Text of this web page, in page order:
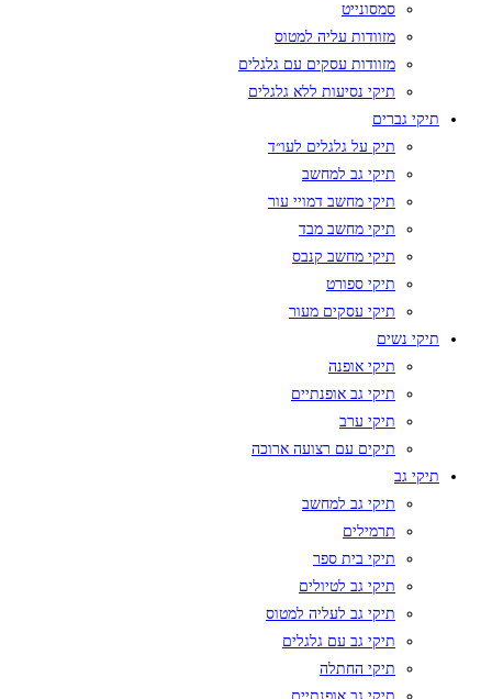
סמסונייט
מזוודות עליה למטוס
מזוודות עסקים עם גלגלים
תיקי נסיעות ללא גלגלים
תיקי גברים
תיק על גלגלים לעו״ד
תיקי גב למחשב
תיקי מחשב דמויי עור
תיקי מחשב מבד
תיקי מחשב קנבס
תיקי ספורט
תיקי עסקים מעור
תיקי נשים
תיקי אופנה
תיקי גב אופנתיים
תיקי ערב
תיקים עם רצועה ארוכה
תיקי גב
תיקי גב למחשב
תרמילים
תיקי בית ספר
תיקי גב לטיולים
תיקי גב לעליה למטוס
תיקי גב עם גלגלים
תיקי החתלה